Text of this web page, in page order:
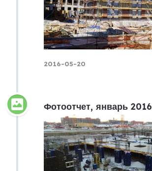
2016-05-20
Фотоотчет, январь 2016